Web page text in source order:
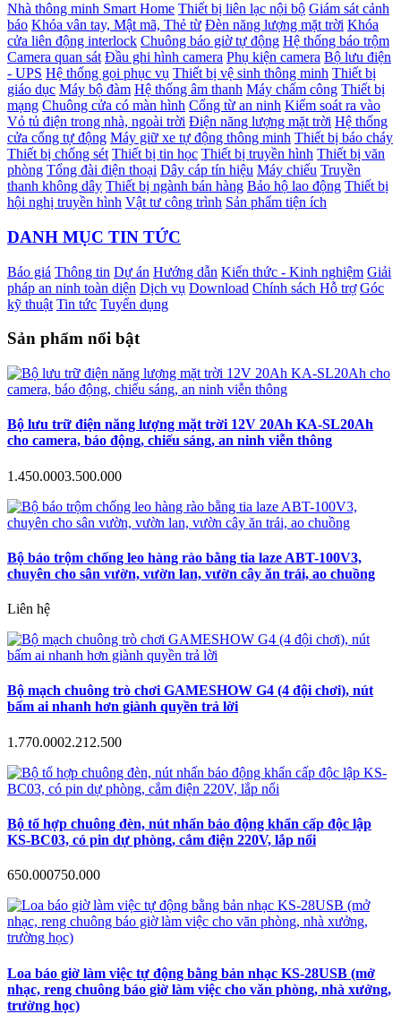
Nhà thông minh Smart Home Thiết bị liên lạc nội bộ Giám sát cảnh
báo Khóa vân tay, Mật mã, Thẻ từ Đèn năng lượng mặt trời Khóa
cửa liên động interlock Chuông báo giờ tự động Hệ thống báo trộm
Camera quan sát Đầu ghi hình camera Phụ kiện camera Bộ lưu điện
- UPS Hệ thống gọi phục vụ Thiết bị vệ sinh thông minh Thiết bị
giáo dục Máy bộ đàm Hệ thống âm thanh Máy chấm công Thiết bị
mạng Chuông cửa có màn hình Cổng từ an ninh Kiểm soát ra vào
Vỏ tủ điện trong nhà, ngoài trời Điện năng lượng mặt trời Hệ thống
cửa cổng tự động Máy giữ xe tự động thông minh Thiết bị báo cháy
Thiết bị chống sét Thiết bị tin học Thiết bị truyền hình Thiết bị văn
phòng Tổng đài điện thoại Dây cáp tín hiệu Máy chiếu Truyền
thanh không dây Thiết bị ngành bán hàng Bảo hộ lao động Thiết bị
hội nghị truyền hình Vật tư công trình Sản phẩm tiện ích
DANH MỤC TIN TỨC
Báo giá Thông tin Dự án Hướng dẫn Kiến thức - Kinh nghiệm Giải
pháp an ninh toàn diện Dịch vụ Download Chính sách Hỗ trợ Góc
kỹ thuật Tin tức Tuyển dụng
Sản phẩm nổi bật
Bộ lưu trữ điện năng lượng mặt trời 12V 20Ah KA-SL20Ah
cho camera, báo động, chiếu sáng, an ninh viễn thông
1.450.0003.500.000
Bộ báo trộm chống leo hàng rào bằng tia laze ABT-100V3,
chuyên cho sân vườn, vườn lan, vườn cây ăn trái, ao chuồng
Liên hệ
Bộ mạch chuông trò chơi GAMESHOW G4 (4 đội chơi), nút
bấm ai nhanh hơn giành quyền trả lời
1.770.0002.212.500
Bộ tổ hợp chuông đèn, nút nhấn báo động khẩn cấp độc lập
KS-BC03, có pin dự phòng, cắm điện 220V, lắp nổi
650.000750.000
Loa báo giờ làm việc tự động bằng bản nhạc KS-28USB (mở
nhạc, reng chuông báo giờ làm việc cho văn phòng, nhà xưởng,
trường học)